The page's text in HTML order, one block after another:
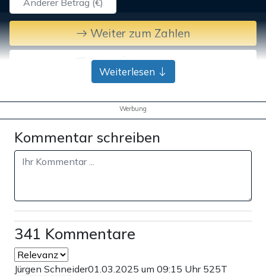
Weiter zum Zahlen
Bank-Überweisung
Weiterlesen
Werbung
Kommentar schreiben
341 Kommentare
Jürgen Schneider01.03.2025 um 09:15 Uhr 525T